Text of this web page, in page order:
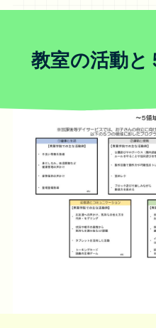
教室の活動と